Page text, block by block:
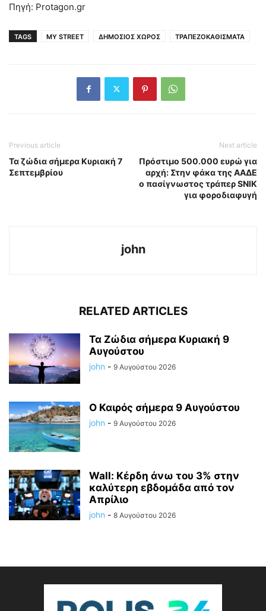
Πηγή: Protagon.gr
TAGS MY STREET ΔΗΜΟΣΙΟΣ ΧΩΡΟΣ ΤΡΑΠΕΖΟΚΑΘΙΣΜΑΤΑ
Previous article
Τα ζώδια σήμερα Κυριακή 7
Σεπτεμβρίου
Next article
Πρόστιμο 500.000 ευρώ για
αρχή: Στην φάκα της ΑΑΔΕ
ο πασίγνωστος τράπερ SNIK
για φοροδιαφυγή
john
RELATED ARTICLES
Τα Ζώδια σήμερα Κυριακή 9
Αυγούστου
john - 9 Αυγούστου 2026
Ο Καιρός σήμερα 9 Αυγούστου
john - 9 Αυγούστου 2026
Wall: Κέρδη άνω του 3% στην
καλύτερη εβδομάδα από τον
Απρίλιο
john - 8 Αυγούστου 2026